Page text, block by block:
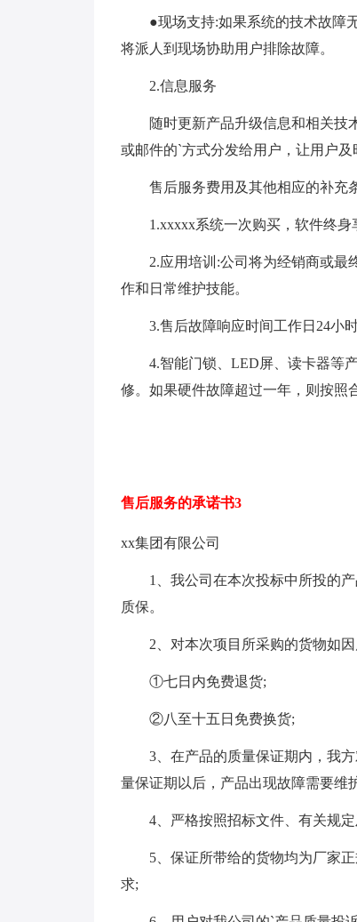
●现场支持:如果系统的技术故障无
将派人到现场协助用户排除故障。
2.信息服务
随时更新产品升级信息和相关技术
或邮件的`方式分发给用户，让用户
售后服务费用及其他相应的补充
1.xxxxx系统一次购买，软件终身
2.应用培训:公司将为经销商或最
作和日常维护技能。
3.售后故障响应时间工作日24小时
4.智能门锁、LED屏、读卡器等产
修。如果硬件故障超过一年，则按照
售后服务的承诺书3
xx集团有限公司
1、我公司在本次投标中所投的产
质保。
2、对本次项目所采购的货物如因
①七日内免费退货;
②八至十五日免费换货;
3、在产品的质量保证期内，我方
量保证期以后，产品出现故障需要维
4、严格按照招标文件、有关规定
5、保证所带给的货物均为厂家正
求;